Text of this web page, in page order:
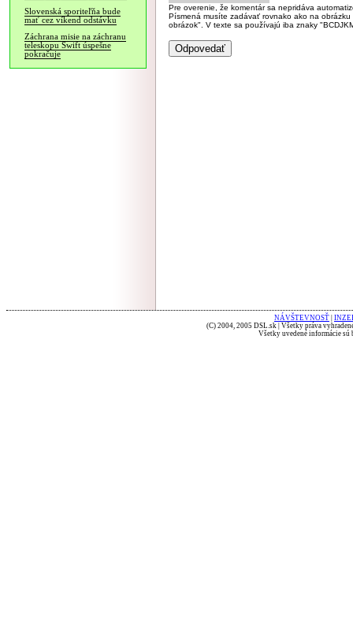
Slovenská sporiteľňa bude
mať cez víkend odstávku
Záchrana misie na záchranu
teleskopu Swift úspešne
pokračuje
Pre overenie, že komentár sa nepridáva
Písmená musíte zadávať rovnako ako na
obrázok". V texte sa používajú iba znaky
NÁVŠTEVNOSŤ
(C) 2004, 2005 DSL.sk | Všetky práva
Všetky uvedené informácie sú